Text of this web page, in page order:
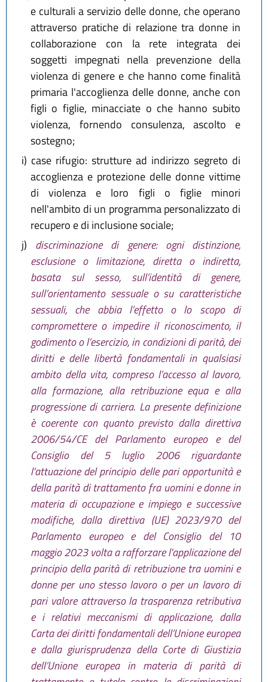
e culturali a servizio delle donne, che operano
attraverso pratiche di relazione tra donne in
collaborazione con la rete integrata dei
soggetti impegnati nella prevenzione della
violenza di genere e che hanno come finalità
primaria l'accoglienza delle donne, anche con
figli o figlie, minacciate o che hanno subito
violenza, fornendo consulenza, ascolto e
sostegno;
i) case rifugio: strutture ad indirizzo segreto di
accoglienza e protezione delle donne vittime
di violenza e loro figli o figlie minori
nell'ambito di un programma personalizzato di
recupero e di inclusione sociale;
j) discriminazione di genere: ogni distinzione,
esclusione o limitazione, diretta o indiretta,
basata sul sesso, sull’identità di genere,
sull’orientamento sessuale o su caratteristiche
sessuali, che abbia l’effetto o lo scopo di
compromettere o impedire il riconoscimento, il
godimento o l’esercizio, in condizioni di parità, dei
diritti e delle libertà fondamentali in qualsiasi
ambito della vita, compreso l’accesso al lavoro,
alla formazione, alla retribuzione equa e alla
progressione di carriera. La presente definizione
è coerente con quanto previsto dalla direttiva
2006/54/CE del Parlamento europeo e del
Consiglio del 5 luglio 2006 riguardante
l'attuazione del principio delle pari opportunità e
della parità di trattamento fra uomini e donne in
materia di occupazione e impiego e successive
modifiche, dalla direttiva (UE) 2023/970 del
Parlamento europeo e del Consiglio del 10
maggio 2023 volta a rafforzare l'applicazione del
principio della parità di retribuzione tra uomini e
donne per uno stesso lavoro o per un lavoro di
pari valore attraverso la trasparenza retributiva
e i relativi meccanismi di applicazione, dalla
Carta dei diritti fondamentali dell’Unione europea
e dalla giurisprudenza della Corte di Giustizia
dell’Unione europea in materia di parità di